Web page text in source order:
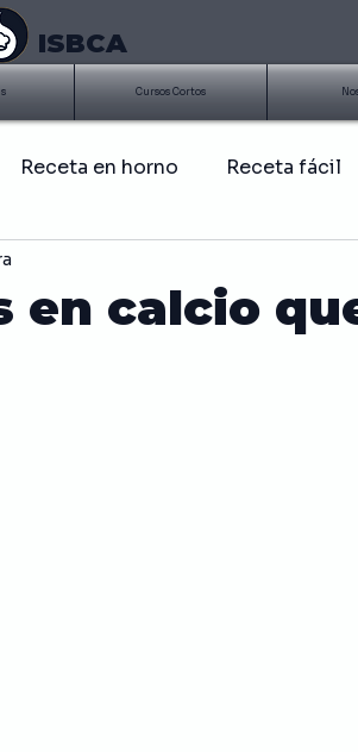
ISBCA
Cursos Cortos
Receta en horno Receta fácil
en calcio